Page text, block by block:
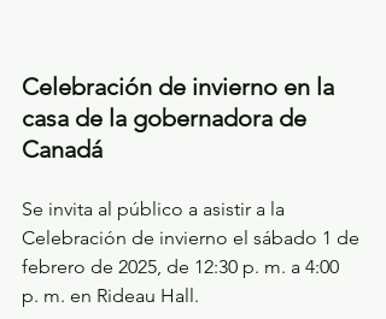
Celebración de invierno en la
casa de la gobernadora de
Canadá
Se invita al público a asistir a la
Celebración de invierno el sábado 1 de
febrero de 2025, de 12:30 p. m. a 4:00
p. m. en Rideau Hall.